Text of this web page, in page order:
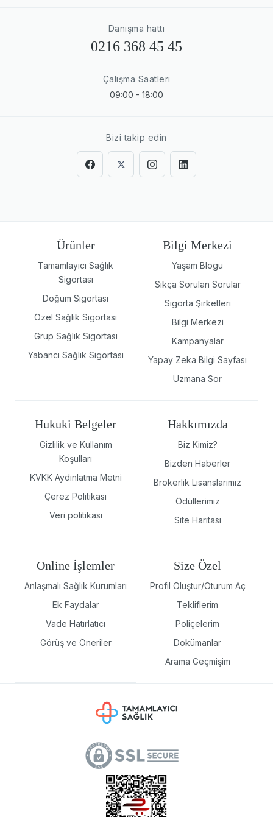
Danışma hattı
0216 368 45 45
Çalışma Saatleri
09:00 - 18:00
Bizi takip edin
Ürünler
Tamamlayıcı Sağlık
Sigortası
Doğum Sigortası
Özel Sağlık Sigortası
Grup Sağlık Sigortası
Yabancı Sağlık Sigortası
Bilgi Merkezi
Yaşam Blogu
Sıkça Sorulan Sorular
Sigorta Şirketleri
Bilgi Merkezi
Kampanyalar
Yapay Zeka Bilgi Sayfası
Uzmana Sor
Hukuki Belgeler
Gizlilik ve Kullanım
Koşulları
KVKK Aydınlatma Metni
Çerez Politikası
Veri politikası
Hakkımızda
Biz Kimiz?
Bizden Haberler
Brokerlik Lisanslarımız
Ödüllerimiz
Site Haritası
Online İşlemler
Anlaşmalı Sağlık Kurumları
Ek Faydalar
Vade Hatırlatıcı
Görüş ve Öneriler
Size Özel
Profil Oluştur/Oturum Aç
Tekliflerim
Poliçelerim
Dokümanlar
Arama Geçmişim